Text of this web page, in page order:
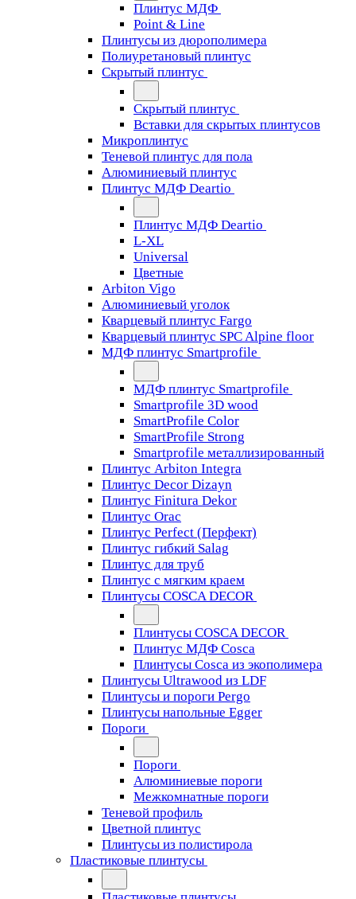
Плинтус МДФ
Point & Line
Плинтусы из дюрополимера
Полиуретановый плинтус
Скрытый плинтус
Скрытый плинтус
Вставки для скрытых плинтусов
Микроплинтус
Теневой плинтус для пола
Алюминиевый плинтус
Плинтус МДФ Deartio
Плинтус МДФ Deartio
L-XL
Universal
Цветные
Arbiton Vigo
Алюминиевый уголок
Кварцевый плинтус Fargo
Кварцевый плинтус SPC Alpine floor
МДФ плинтус Smartprofile
МДФ плинтус Smartprofile
Smartprofile 3D wood
SmartProfile Color
SmartProfile Strong
Smartprofile металлизированный
Плинтус Arbiton Integra
Плинтус Decor Dizayn
Плинтус Finitura Dekor
Плинтус Orac
Плинтус Perfect (Перфект)
Плинтус гибкий Salag
Плинтус для труб
Плинтус с мягким краем
Плинтусы COSCA DECOR
Плинтусы COSCA DECOR
Плинтус МДФ Cosca
Плинтусы Cosca из экополимера
Плинтусы Ultrawood из LDF
Плинтусы и пороги Pergo
Плинтусы напольные Egger
Пороги
Пороги
Алюминиевые пороги
Межкомнатные пороги
Теневой профиль
Цветной плинтус
Плинтусы из полистирола
Пластиковые плинтусы